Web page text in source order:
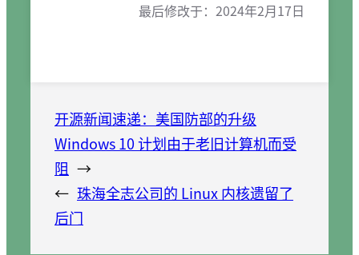
最后修改于： 2024年2月17日
开源新闻速递：美国防部的升级
Windows 10 计划由于老旧计算机而受
阻 →
← 珠海全志公司的 Linux 内核遗留了
后门